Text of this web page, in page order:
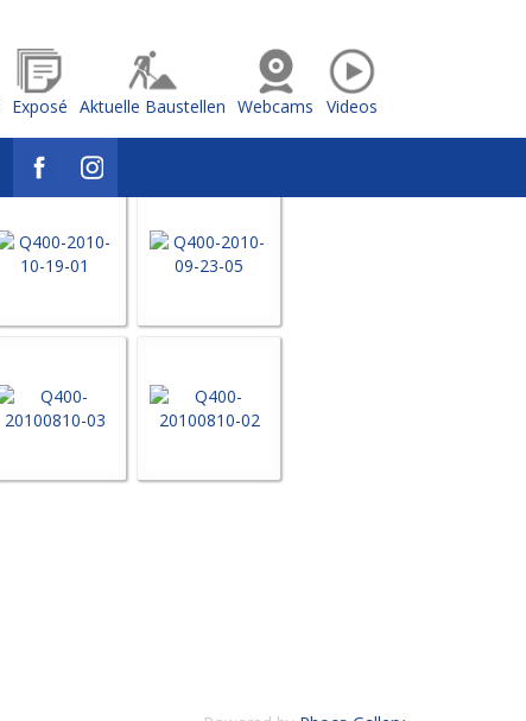
Exposé Aktuelle Baustellen Webcams Videos